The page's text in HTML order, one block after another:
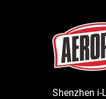
Shenzhen i-